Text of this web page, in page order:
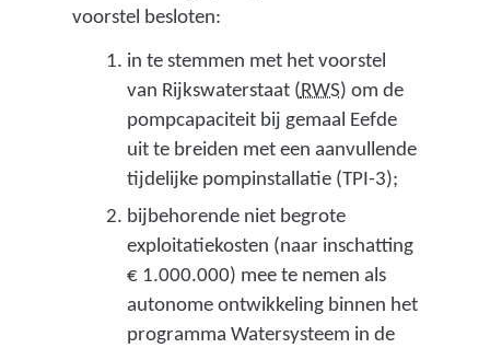
voorstel besloten:
in te stemmen met het voorstel
van Rijkswaterstaat (RWS(
r
i
j
k
s
w
a
t
) om de
pompcapaciteit bij gemaal Eefde
uit te breiden met een aanvullende
tijdelijke pompinstallatie (TPI-3);
bijbehorende niet begrote
exploitatiekosten (naar inschatting
€ 1.000.000) mee te nemen als
autonome ontwikkeling binnen het
programma Watersysteem in de